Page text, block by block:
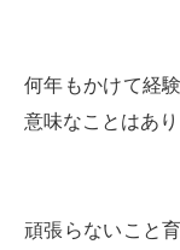
何年もかけて経
意味なことはあ
頑張らないこと